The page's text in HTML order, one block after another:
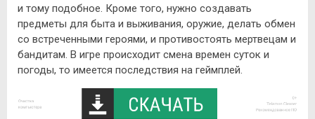
и тому подобное. Кроме того, нужно создавать
предметы для быта и выживания, оружие, делать обмен
со встреченными героями, и противостоять мертвецам и
бандитам. В игре происходит смена времен суток и
погоды, то имеется последствия на геймплей.